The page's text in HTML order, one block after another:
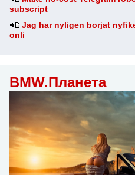
subscript
Jag har nyligen borjat
onli
BMW.Планета